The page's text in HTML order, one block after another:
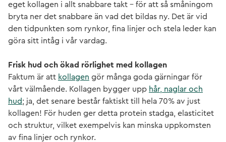
eget kollagen i allt snabbare takt – för att så småningom
bryta ner det snabbare än vad det bildas ny. Det är vid
den tidpunkten som rynkor, fina linjer och stela leder kan
göra sitt intåg i vår vardag.
Frisk hud och ökad rörlighet med kollagen
Faktum är att kollagen gör många goda gärningar för
vårt välmående. Kollagen bygger upp hår, naglar och
hud; ja, det senare består faktiskt till hela 70% av just
kollagen! För huden ger detta protein stadga, elasticitet
och struktur, vilket exempelvis kan minska uppkomsten
av fina linjer och rynkor.